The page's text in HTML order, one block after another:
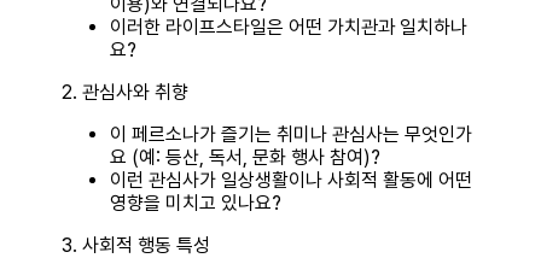
이러한 라이프스타일은 어떤 가치관과 일치하나
요?
2. 관심사와 취향
이 페르소나가 즐기는 취미나 관심사는 무엇인가
요 (예: 등산, 독서, 문화 행사 참여)?
이런 관심사가 일상생활이나 사회적 활동에 어떤
영향을 미치고 있나요?
3. 사회적 행동 특성